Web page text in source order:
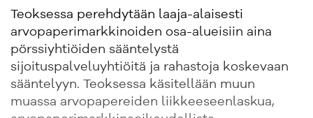
Teoksessa perehdytään laaja-alaisesti
arvopaperimarkkinoiden osa-alueisiin aina
pörssiyhtiöiden sääntelystä
sijoituspalveluyhtiöitä ja rahastoja koskevaan
sääntelyyn. Teoksessa käsitellään muun
muassa arvopapereiden liikkeeseenlaskua,